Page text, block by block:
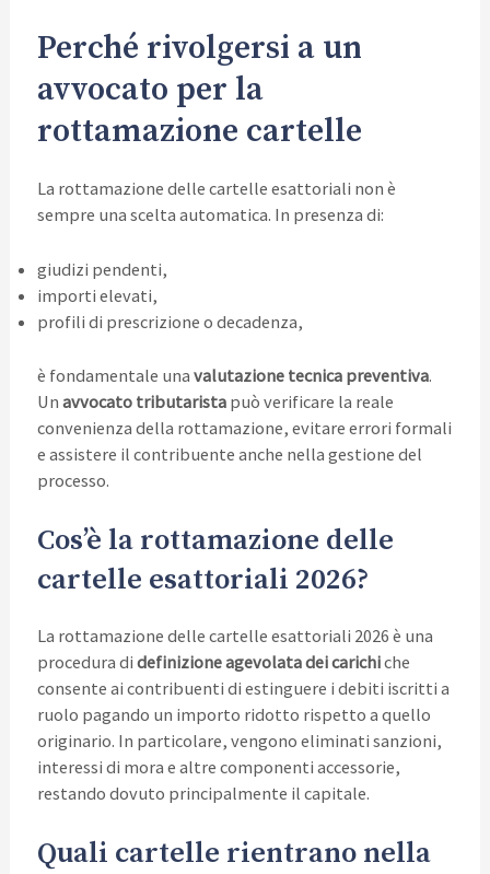
Perché rivolgersi a un
avvocato per la
rottamazione cartelle
La rottamazione delle cartelle esattoriali non è
sempre una scelta automatica. In presenza di:
giudizi pendenti,
importi elevati,
profili di prescrizione o decadenza,
è fondamentale una valutazione tecnica preventiva.
Un avvocato tributaristapuò verificare la reale
convenienza della rottamazione, evitare errori formali
e assistere il contribuente anche nella gestione del
processo.
Cos’è la rottamazione delle
cartelle esattoriali 2026?
La rottamazione delle cartelle esattoriali 2026 è una
procedura di definizione agevolata dei carichiche
consente ai contribuenti di estinguere i debiti iscritti a
ruolo pagando un importo ridotto rispetto a quello
originario. In particolare, vengono eliminati sanzioni,
interessi di mora e altre componenti accessorie,
restando dovuto principalmente il capitale.
Quali cartelle rientrano nella